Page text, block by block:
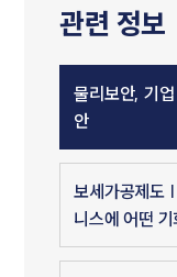
관련 정보
물리보안, 기
안
보세가공제도
니스에 어떤